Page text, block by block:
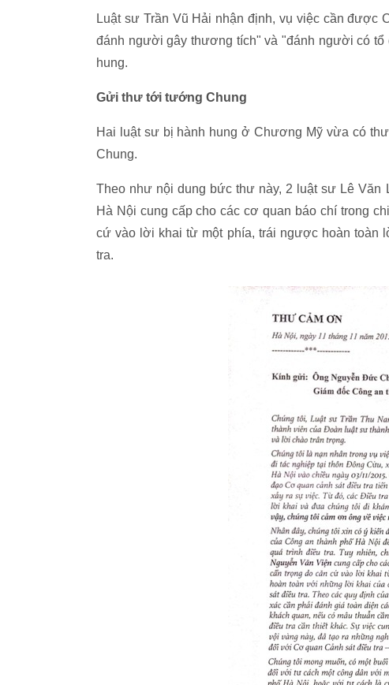
Luật sư Trần Vũ Hải nhận định, vụ việc cần được
đánh người gây thương tích" và "đánh người có
hung.
Gửi thư tới tướng Chung
Hai luật sư bị hành hung ở Chương Mỹ vừa có
Chung.
Theo như nội dung bức thư này, 2 luật sư Lê Văn
Hà Nội cung cấp cho các cơ quan báo chí trong
cứ vào lời khai từ một phía, trái ngược hoàn toàn
tra.